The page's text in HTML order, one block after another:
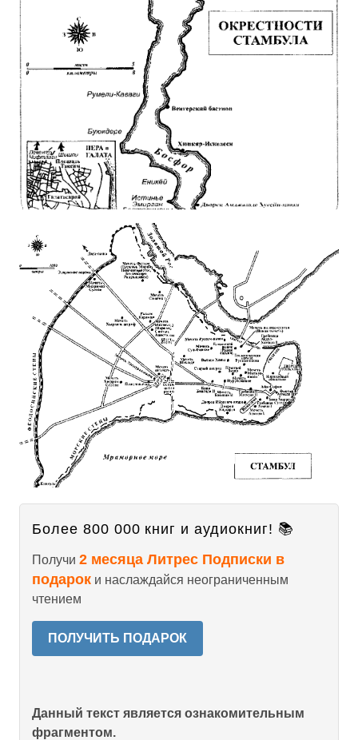
Более 800 000 книг и аудиокниг! 📚
Получи 2 месяца Литрес Подписки в
подарок и наслаждайся неограниченным
чтением
ПОЛУЧИТЬ ПОДАРОК
Данный текст является ознакомительным
фрагментом.